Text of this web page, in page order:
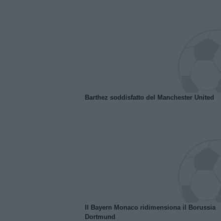
Barthez soddisfatto del Manchester United
Il Bayern Monaco ridimensiona il Borussia
Dortmund